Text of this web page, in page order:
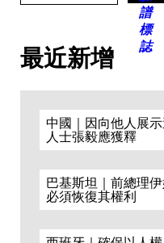
最近新增
中國｜因向他人展
人士張毅應獲釋
巴基斯坦｜前總理
必須恢復其權利